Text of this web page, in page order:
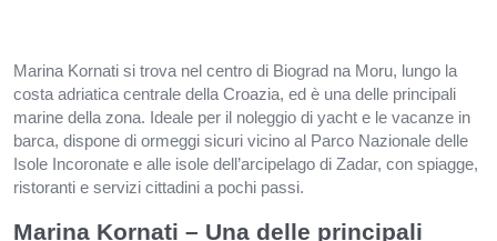
Marina Kornati si trova nel centro di Biograd na Moru, lungo la
costa adriatica centrale della Croazia, ed è una delle principali
marine della zona. Ideale per il noleggio di yacht e le vacanze in
barca, dispone di ormeggi sicuri vicino al Parco Nazionale delle
Isole Incoronate e alle isole dell’arcipelago di Zadar, con spiagge,
ristoranti e servizi cittadini a pochi passi.
Marina Kornati – Una delle principali